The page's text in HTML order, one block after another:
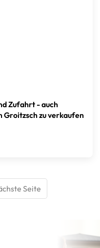
Zufahrt - auch
Groitzsch zu verkaufen
Seite